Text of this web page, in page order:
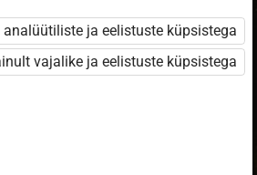
Stuudium
HarID
ja eelistuste küpsistega
vajalike ja eelistuste küpsistega